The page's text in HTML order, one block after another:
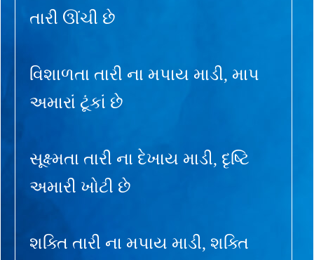
તારી ઊંચી છે
વિશાળતા તારી ના મપાય માડી, માપ
અમારાં ટૂંકાં છે
સૂક્ષ્મતા તારી ના દેખાય માડી, દૃષ્ટિ
અમારી ખોટી છે
શક્તિ તારી ના મપાય માડી, શક્તિ